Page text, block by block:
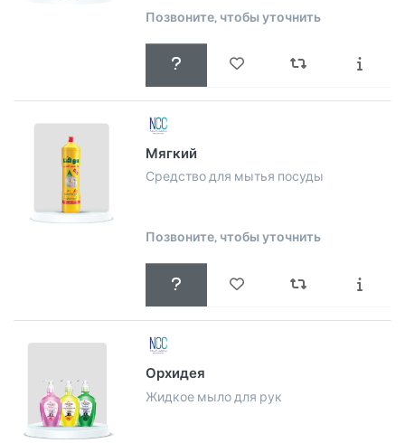
Позвоните, чтобы уточнить
Мягкий
Средство для мытья посуды
Позвоните, чтобы уточнить
Орхидея
Жидкое мыло для рук